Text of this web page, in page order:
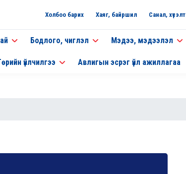
Холбоо барих Хаяг, байршил Санал, хүсэлт
Бодлого, чиглэл Мэдээ, мэдээлэл
үйлчилгээ Авлигын эсрэг үйл ажиллагаа